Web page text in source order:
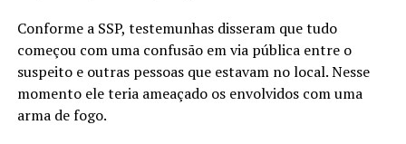
Conforme a SSP, testemunhas disseram que tudo
começou com uma confusão em via pública entre o
suspeito e outras pessoas que estavam no local. Nesse
momento ele teria ameaçado os envolvidos com uma
arma de fogo.